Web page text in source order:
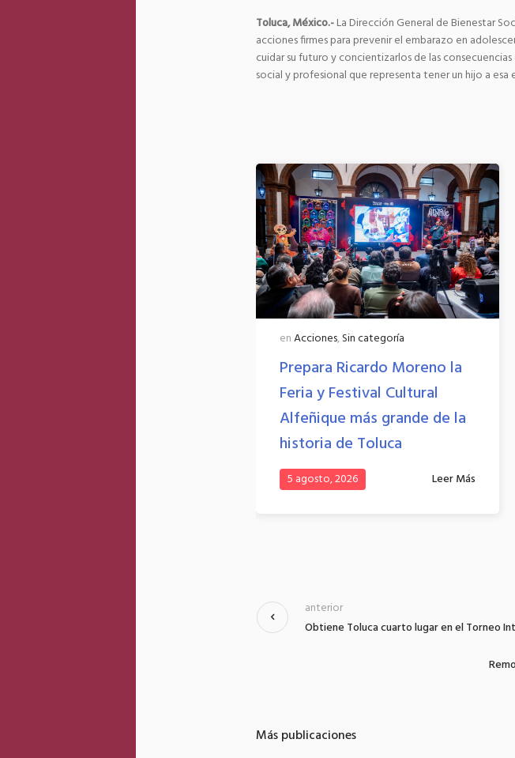
Toluca, México.-La Dirección General de Bienestar
acciones firmes para prevenir el embarazo en
cuidar su futuro y concientizarlos de las
social y profesional que representa tener un hijo a esa
enAcciones,Sin categoría
Prepara Ricardo Moreno la
Feria y Festival Cultural
Alfeñique más grande de la
historia de Toluca
5 agosto, 2026 Leer Más
Obtiene Toluca cuarto lugar en el Torneo
anterior
Más publicaciones